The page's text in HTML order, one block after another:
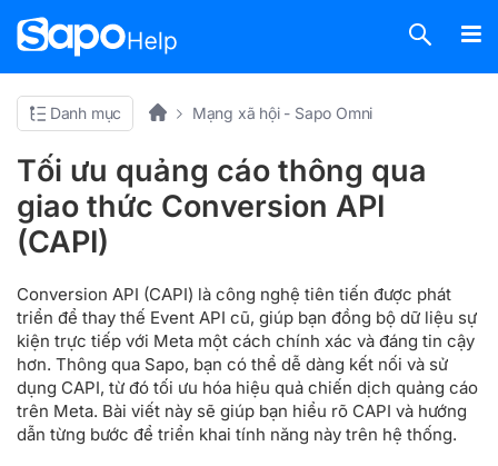
Danh mục Mạng xã hội - Sapo Omni
Tối ưu quảng cáo thông qua
giao thức Conversion API
(CAPI)
Conversion API (CAPI) là công nghệ tiên tiến được phát
triển để thay thế Event API cũ, giúp bạn đồng bộ dữ liệu sự
kiện trực tiếp với Meta một cách chính xác và đáng tin cậy
hơn. Thông qua Sapo, bạn có thể dễ dàng kết nối và sử
dụng CAPI, từ đó tối ưu hóa hiệu quả chiến dịch quảng cáo
trên Meta. Bài viết này sẽ giúp bạn hiểu rõ CAPI và hướng
dẫn từng bước để triển khai tính năng này trên hệ thống.